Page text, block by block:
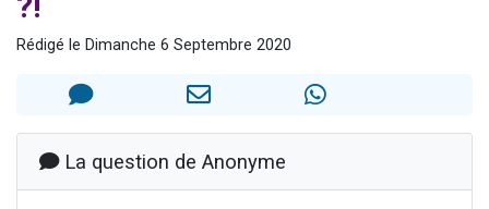
Ariel vient de donner son Maasser
Rédigé le Dimanche 6 Septembre 2020
La question de Anonyme